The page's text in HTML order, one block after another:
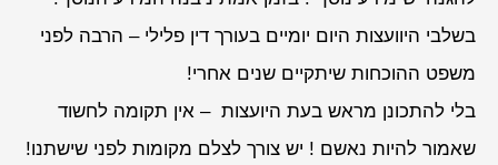
בשלבי היוועצות היום יומיים בעורך דין פלילי – הרבה לפני
משפט ההוכחות שיתקיים שנים אחרי!
בלי להתכונן מראש בעת היועצות – אין תקומה לחשוד
שאמור להיות נאשם ! יש צורך לצלם מקומות לפני שישתנו!